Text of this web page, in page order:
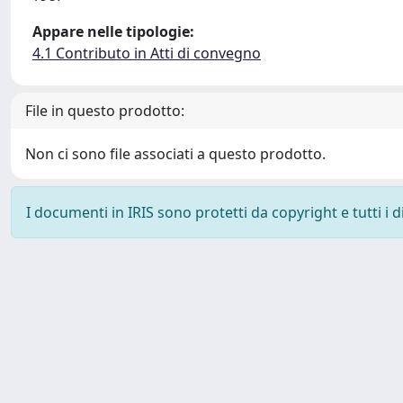
Appare nelle tipologie:
4.1 Contributo in Atti di convegno
File in questo prodotto:
Non ci sono file associati a questo prodotto.
I documenti in IRIS sono protetti da copyright e tutti i